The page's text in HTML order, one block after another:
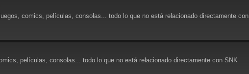
comics, películas, consolas... todo lo que no está relacionado directamente con
películas, consolas... todo lo que no está relacionado directamente con SNK